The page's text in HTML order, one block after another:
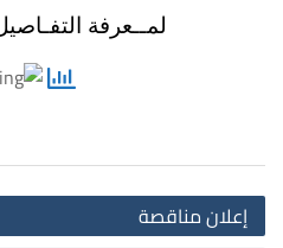
لمــعرفة
إعلان مناقصة